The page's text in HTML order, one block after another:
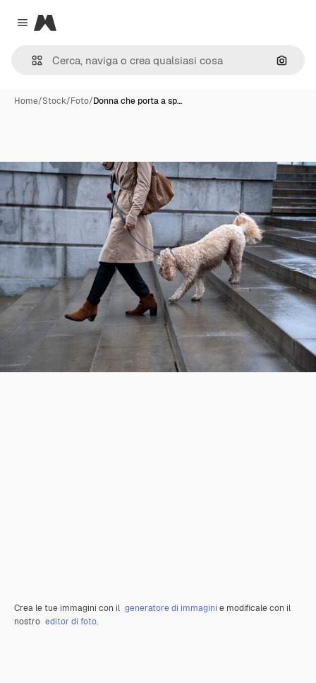
Close menu
Magnific
Cerca
Home/Stock/Foto/Donna che porta a sp…
Crea le tue immagini con il generatore di immagini e modificale con il
nostro editor di foto.